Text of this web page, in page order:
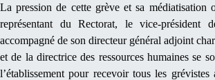
La pression de cette grève et sa médiatisation
représentant du Rectorat, le vice-président
accompagné de son directeur général adjoint
et de la directrice des ressources humaines se
l’établissement pour recevoir tous les grévistes